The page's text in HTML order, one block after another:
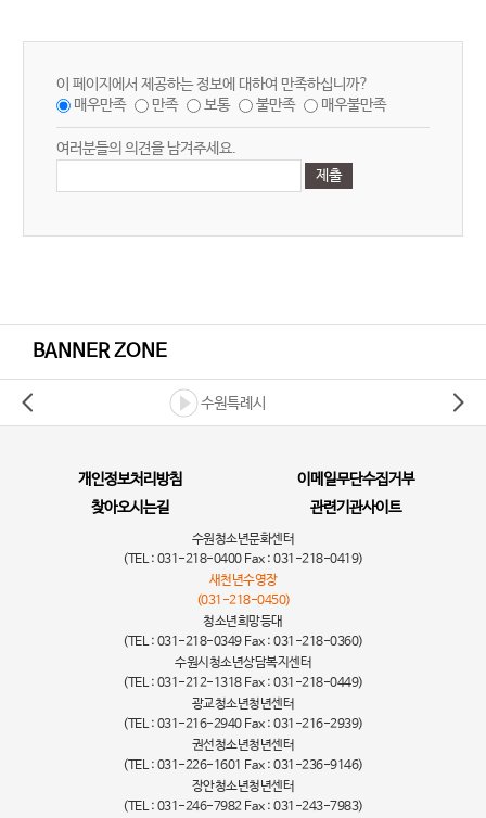
이 페이지에서 제공하는 정보에 대하여 만족하십니까?
매우만족
만족 보통 불만족 매우불만족
여러분들의 의견을 남겨주세요.
BANNER ZONE
수원특례시
개인정보처리방침
이메일무단수집거부
찾아오시는길
관련기관사이트
수원청소년문화센터
(TEL : 031-218-0400 Fax : 031-218-0419)
새천년수영장
(031-218-0450)
청소년희망등대
(TEL : 031-218-0349 Fax : 031-218-0360)
수원시청소년상담복지센터
(TEL : 031-212-1318 Fax : 031-218-0449)
광교청소년청년센터
(TEL : 031-216-2940 Fax : 031-216-2939)
권선청소년청년센터
(TEL : 031-226-1601 Fax : 031-236-9146)
장안청소년청년센터
(TEL : 031-246-7982 Fax : 031-243-7983)